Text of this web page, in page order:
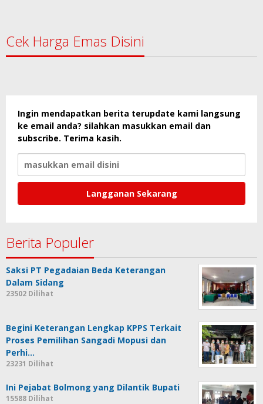
Cek Harga Emas Disini
Ingin mendapatkan berita terupdate kami langsung
ke email anda? silahkan masukkan email dan
subscribe. Terima kasih.
Berita Populer
Saksi PT Pegadaian Beda Keterangan
Dalam Sidang
23502 Dilihat
Begini Keterangan Lengkap KPPS Terkait
Proses Pemilihan Sangadi Mopusi dan
Perhi…
23231 Dilihat
Ini Pejabat Bolmong yang Dilantik Bupati
15588 Dilihat